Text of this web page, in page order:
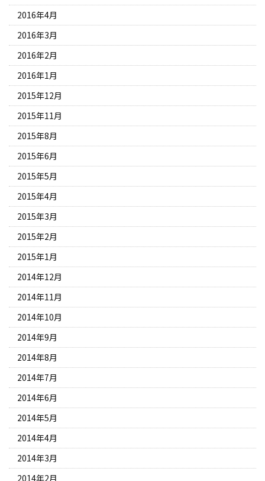
2016年4月
2016年3月
2016年2月
2016年1月
2015年12月
2015年11月
2015年8月
2015年6月
2015年5月
2015年4月
2015年3月
2015年2月
2015年1月
2014年12月
2014年11月
2014年10月
2014年9月
2014年8月
2014年7月
2014年6月
2014年5月
2014年4月
2014年3月
2014年2月